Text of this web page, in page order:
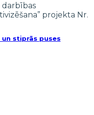
un stiprās puses
darbības
projekta Nr.